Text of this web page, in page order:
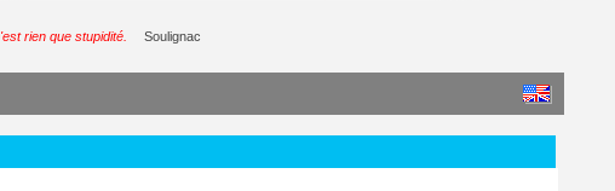
rien que stupidité. Soulignac